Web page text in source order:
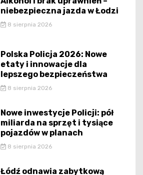
niebezpieczna jazda w Łodzi
8 sierpnia 2026
Polska Policja 2026: Nowe
etaty i innowacje dla
lepszego bezpieczeństwa
8 sierpnia 2026
Nowe inwestycje Policji: pół
miliarda na sprzęt i tysiące
pojazdów w planach
8 sierpnia 2026
Łódź odnawia zabytkową